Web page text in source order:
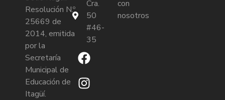
Resolución N.º
25669 de
2014, emitida
por la
Secretaría
Municipal de
Educación de
Itagüí.
Cra.
50
#46-
35
con
nosotros